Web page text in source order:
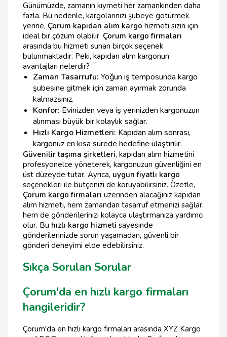
Günümüzde, zamanın kıymeti her zamankinden daha
fazla. Bu nedenle, kargolarınızı şubeye götürmek
yerine, Çorum kapıdan alım kargo hizmeti sizin için
ideal bir çözüm olabilir. Çorum kargo firmaları
arasında bu hizmeti sunan birçok seçenek
bulunmaktadır. Peki, kapıdan alım kargonun
avantajları nelerdir?
Zaman Tasarrufu: Yoğun iş temposunda kargo
şubesine gitmek için zaman ayırmak zorunda
kalmazsınız.
Konfor: Evinizden veya iş yerinizden kargonuzun
alınması büyük bir kolaylık sağlar.
Hızlı Kargo Hizmetleri: Kapıdan alım sonrası,
kargonuz en kısa sürede hedefine ulaştırılır.
Güvenilir taşıma şirketleri, kapıdan alım hizmetini
profesyonelce yöneterek, kargonuzun güvenliğini en
üst düzeyde tutar. Ayrıca, uygun fiyatlı kargo
seçenekleri ile bütçenizi de koruyabilirsiniz. Özetle,
Çorum kargo firmaları üzerinden alacağınız kapıdan
alım hizmeti, hem zamandan tasarruf etmenizi sağlar,
hem de gönderilerinizi kolayca ulaştırmanıza yardımcı
olur. Bu hızlı kargo hizmeti sayesinde
gönderilerinizde sorun yaşamadan, güvenli bir
gönderi deneyimi elde edebilirsiniz.
Sıkça Sorulan Sorular
Çorum'da en hızlı kargo firmaları
hangileridir?
Çorum'da en hızlı kargo firmaları arasında XYZ Kargo